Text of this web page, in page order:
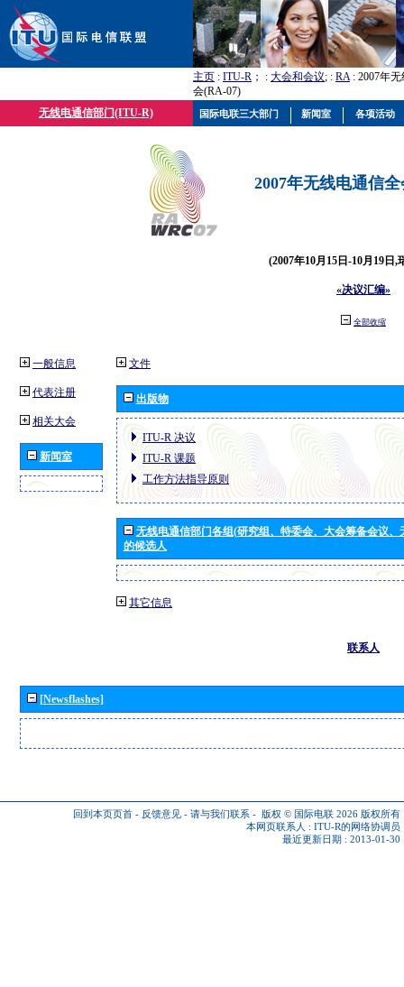
主页 : ITU-R ； : 大会和会议; : RA: 2007年
会(RA-07)
无线电通信部门(ITU-R)
2007年无线电通信
(2007年10月15日-10月19日,
«决议汇编»
全部收缩
一般信息
代表注册
相关大会
新闻室
文件
出版物
ITU-R 决议
ITU-R 课题
工作方法指导原则
无线电通信部门各组(研究组、特委会、大会筹备会议
的候选人
其它信息
联系人
[Newsflashes]
回到本页页首 - 反馈意见 - 请与我们联系 - 版权 © 国际电联 2026 版权所有
本网页联系人 : ITU-R的网络协调员
最近更新日期 : 2013-01-30
国际电联三大部门 新闻室 各项活动